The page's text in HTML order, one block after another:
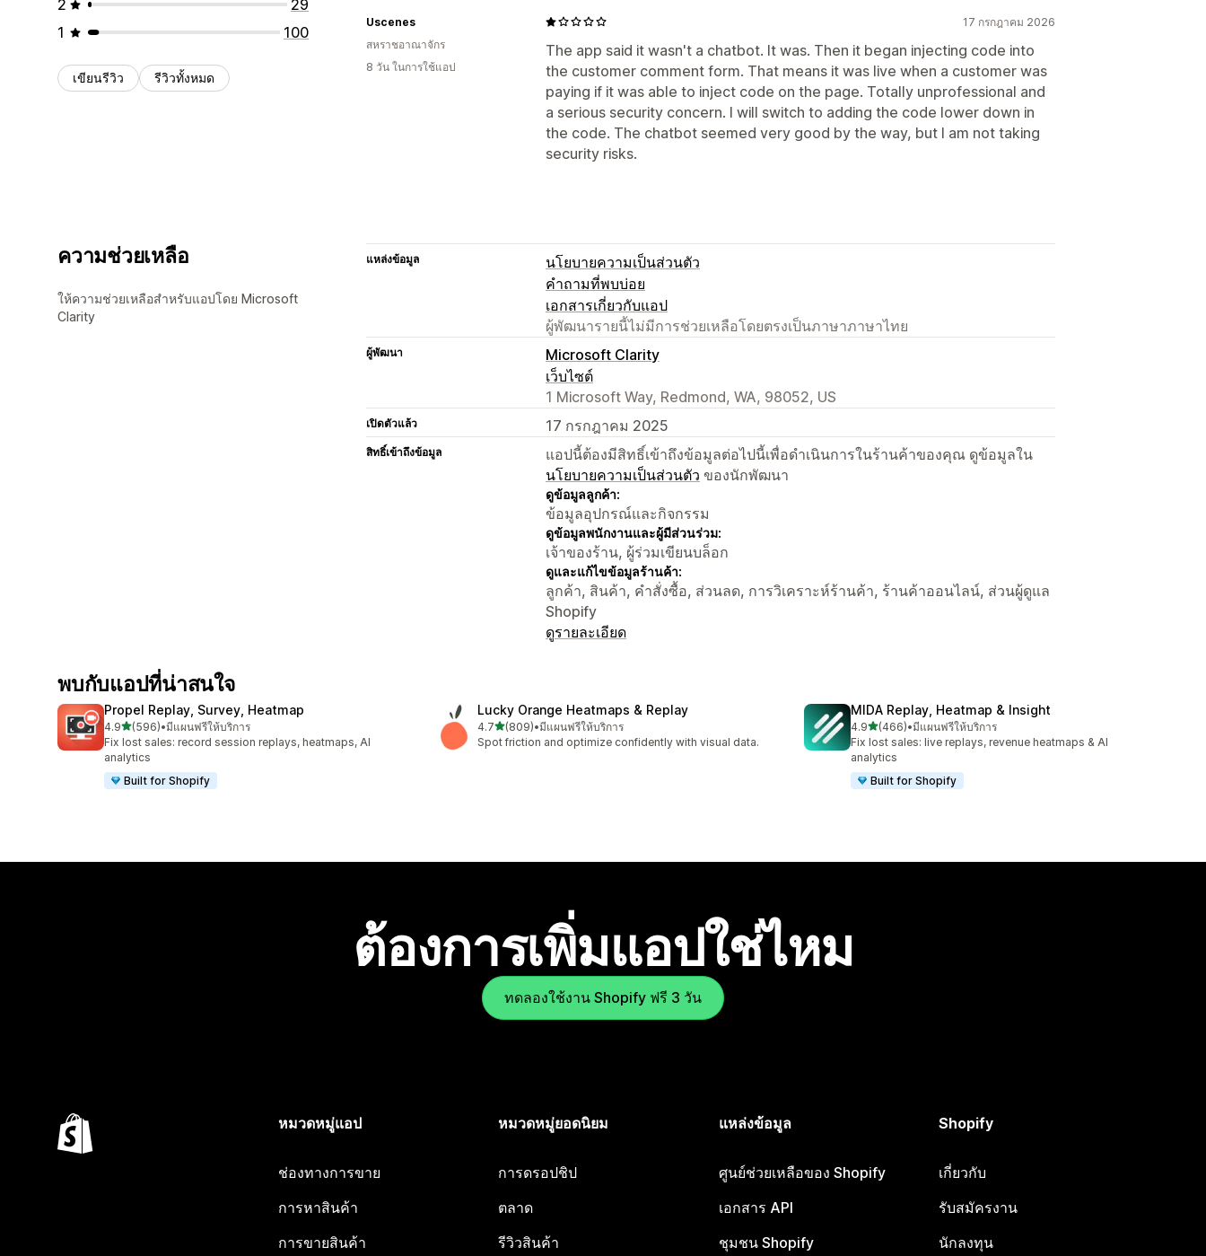
2
29
1
100
เขียนรีวิว รีวิวทั้งหมด
17 กรกฎาคม 2026
The app said it wasn't a chatbot. It was. Then it began injecting code into
the customer comment form. That means it was live when a customer was
paying if it was able to inject code on the page. Totally unprofessional and
a serious security concern. I will switch to adding the code lower down in
the code. The chatbot seemed very good by the way, but I am not taking
security risks.
Uscenes
สหราชอาณาจักร
8 วัน ในการใช้แอป
ความช่วยเหลือ
ให้ความช่วยเหลือสำหรับแอปโดย Microsoft
Clarity
แหล่งข้อมูล
นโยบายความเป็นส่วนตัว
คำถามที่พบบ่อย
เอกสารเกี่ยวกับแอป
ผู้พัฒนารายนี้ไม่มีการช่วยเหลือโดยตรงเป็นภาษาภาษาไทย
ผู้พัฒนา
Microsoft Clarity
เว็บไซต์
1 Microsoft Way, Redmond, WA, 98052, US
เปิดตัวแล้ว 17 กรกฎาคม 2025
สิทธิ์เข้าถึงข้อมูล
แอปนี้ต้องมีสิทธิ์เข้าถึงข้อมูลต่อไปนี้เพื่อดำเนินการในร้านค้าของคุณ ดูข้อมูลใน
นโยบายความเป็นส่วนตัว ของนักพัฒนา
ดูข้อมูลลูกค้า:
ข้อมูลอุปกรณ์และกิจกรรม
ดูข้อมูลพนักงานและผู้มีส่วนร่วม:
เจ้าของร้าน, ผู้ร่วมเขียนบล็อก
ดูและแก้ไขข้อมูลร้านค้า:
ลูกค้า, สินค้า, คำสั่งซื้อ, ส่วนลด, การวิเคราะห์ร้านค้า, ร้านค้าออนไลน์, ส่วนผู้ดูแล
Shopify
ดูรายละเอียด
พบกับแอปที่น่าสนใจ
Propel Replay, Survey, Heatmap
4.9เต็ม 5 ดาว
(596)
ทั้งหมด 596 รีวิว
•มีแผนฟรีให้บริการ
Fix lost sales: record session replays, heatmaps, AI
analytics
Built for Shopify
Lucky Orange Heatmaps & Replay
4.7เต็ม 5 ดาว
(809)
ทั้งหมด 809 รีวิว
•มีแผนฟรีให้บริการ
Spot friction and optimize confidently with visual data.
MIDA Replay, Heatmap & Insight
4.9เต็ม 5 ดาว
(466)
ทั้งหมด 466 รีวิว
•มีแผนฟรีให้บริการ
Fix lost sales: live replays, revenue heatmaps & AI
analytics
Built for Shopify
ต้องการเพิ่มแอปใช่ไหม
ทดลองใช้งาน Shopify ฟรี 3 วัน
หมวดหมู่แอป
ช่องทางการขาย
การหาสินค้า
การขายสินค้า
หมวดหมู่ยอดนิยม
การดรอปชิป
ตลาด
รีวิวสินค้า
แหล่งข้อมูล
ศูนย์ช่วยเหลือของ Shopify
เอกสาร API
ชุมชน Shopify
Shopify
เกี่ยวกับ
รับสมัครงาน
นักลงทุน